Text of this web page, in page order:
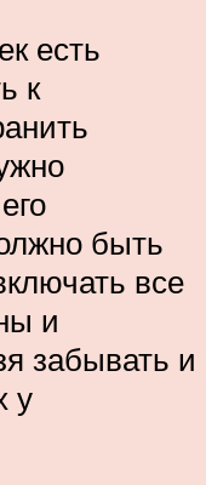
есть
к
быть
все
и
забывать и
у